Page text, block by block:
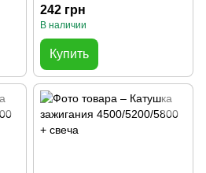
242 грн
В наличии
Купить